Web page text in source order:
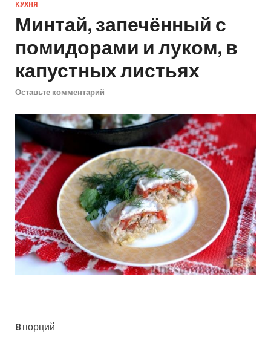
КУХНЯ
Минтай, запечённый с
помидорами и луком, в
капустных листьях
Оставьте комментарий
8 порций